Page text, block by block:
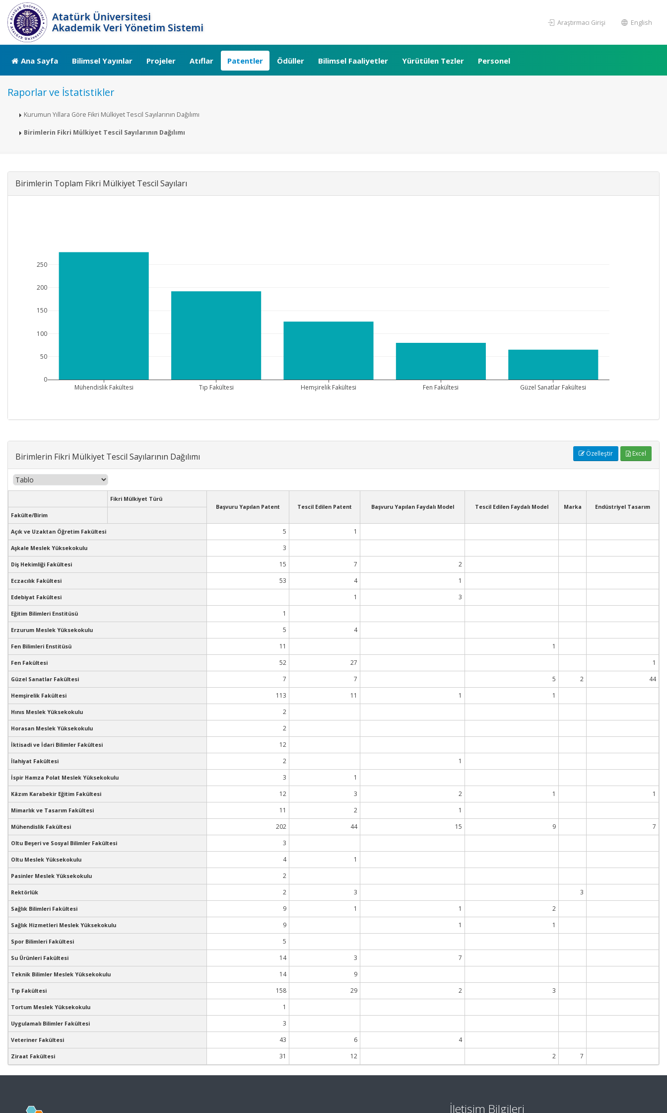
Atatürk Üniversitesi
Akademik Veri Yönetim Sistemi
Araştırmacı Girişi English
Ana Sayfa Bilimsel Yayınlar Projeler Atıflar Patentler Ödüller Bilimsel Faaliyetler Yürütülen Tezler Personel
Raporlar ve İstatistikler
Kurumun Yıllara Göre Fikri Mülkiyet Tescil Sayılarının Dağılımı
Birimlerin Fikri Mülkiyet Tescil Sayılarının Dağılımı
Birimlerin Toplam Fikri Mülkiyet Tescil Sayıları
Mühendislik Fakültesi Tıp Fakültesi Hemşirelik Fakültesi Fen Fakültesi Güzel Sanatlar Fakültesi
0
50
100
150
200
250
Birimlerin Fikri Mülkiyet Tescil Sayılarının Dağılımı Özelleştir Excel
Fikri Mülkiyet Türü
Başvuru Yapılan Patent
Tescil Edilen Patent Başvuru Yapılan Faydalı Model Tescil Edilen Faydalı Model Marka
Endüstriyel Tasarım
Fakülte/Birim
Açık ve Uzaktan Öğretim Fakültesi 5 1
Aşkale Meslek Yüksekokulu 3
Diş Hekimliği Fakültesi 15 7 2
Eczacılık Fakültesi 53 4 1
Edebiyat Fakültesi 1 3
Eğitim Bilimleri Enstitüsü 1
Erzurum Meslek Yüksekokulu 5 4
Fen Bilimleri Enstitüsü 11 1
Fen Fakültesi 52 27 1
Güzel Sanatlar Fakültesi 7 7 5 2 44
Hemşirelik Fakültesi 113 11 1 1
Hınıs Meslek Yüksekokulu 2
Horasan Meslek Yüksekokulu 2
İktisadi ve İdari Bilimler Fakültesi 12
İlahiyat Fakültesi 2 1
İspir Hamza Polat Meslek Yüksekokulu 3 1
Kâzım Karabekir Eğitim Fakültesi 12 3 2 1 1
Mimarlık ve Tasarım Fakültesi 11 2 1
Mühendislik Fakültesi 202 44 15 9 7
Oltu Beşeri ve Sosyal Bilimler Fakültesi 3
Oltu Meslek Yüksekokulu 4 1
Pasinler Meslek Yüksekokulu 2
Rektörlük 2 3 3
Sağlık Bilimleri Fakültesi 9 1 1 2
Sağlık Hizmetleri Meslek Yüksekokulu 9 1 1
Spor Bilimleri Fakültesi 5
Su Ürünleri Fakültesi 14 3 7
Teknik Bilimler Meslek Yüksekokulu 14 9
Tıp Fakültesi 158 29 2 3
Tortum Meslek Yüksekokulu 1
Uygulamalı Bilimler Fakültesi 3
Veteriner Fakültesi 43 6 4
Ziraat Fakültesi 31 12 2 7
İletişim Bilgileri